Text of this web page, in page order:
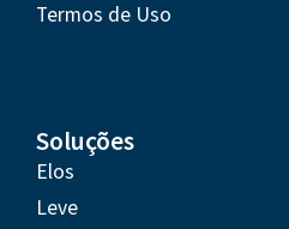
Termos de Uso
Soluções
Elos
Leve